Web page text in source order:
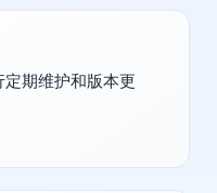
期维护和版本更